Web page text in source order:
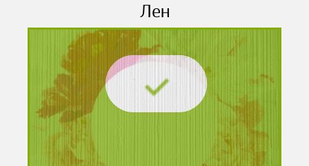
Лен